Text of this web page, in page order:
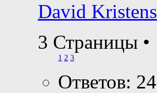
David Kristens
3 Страницы •
1 2 3
Ответов: 24